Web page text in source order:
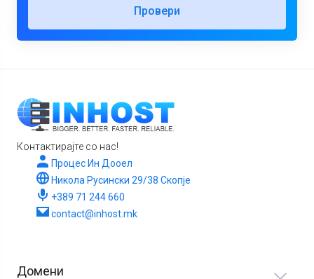
Провери
Контактирајте со нас!
Процес Ин Дооел
Никола Русински 29/38 Скопје
+389 71 244 660
contact@inhost.mk
Домени